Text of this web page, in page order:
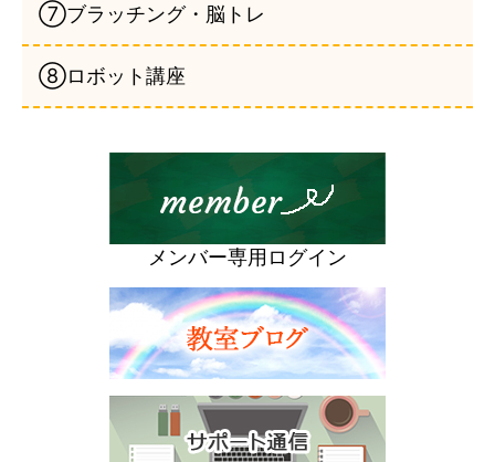
⑦ブラッチング・脳トレ
⑧ロボット講座
メンバー専用ログイン